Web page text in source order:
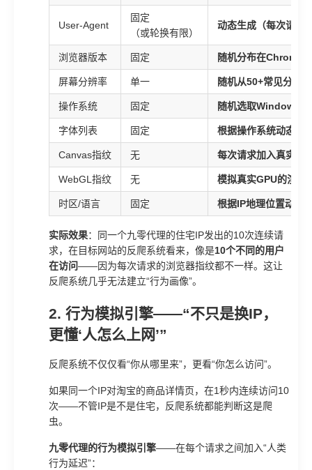
User-Agent
固定
（或轮换有限）
动态生成（每次请求
浏览器版本 固定 随机分布在Chrome/
屏幕分辨率 单一 随机从50+常见分辨
操作系统 固定 随机选取Windows/
字体列表 固定 根据操作系统动态生
Canvas指纹 无 每次请求加入真实
WebGL指纹 无 模拟真实GPU的渲染
时区/语言 固定 根据IP地理位置动态
实际效果：同一个九零代理的住宅IP发出的10次连续请
求，在目标网站的反爬系统看来，像是10个不同的用户
在访问——因为每次请求的浏览器指纹都不一样。这让
反爬系统几乎无法建立“行为画像”。
2. 行为模拟引擎——“不只是换IP，
更懂‘人怎么上网’”
反爬系统不仅仅看“你从哪里来”，更看“你怎么访问”。
如果同一个IP对淘宝的商品详情页，在1秒内连续访问10
次——不管IP是不是住宅，反爬系统都能判断这是爬
虫。
九零代理的行为模拟引擎——在每个请求之间加入“人类
行为延迟”：